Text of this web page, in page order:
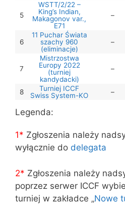
5
WSTT/2/22 –
King’s Indian,
Makagonov var.,
E71
–
6
11 Puchar Świata
szachy 960
(eliminacje)
–
7
Mistrzostwa
Europy 2022
(turniej
kandydacki)
–
8
Turniej ICCF
Swiss System-KO
–
Legenda:
1* Zgłoszenia należy
wyłącznie do delegata
2* Zgłoszenia należy
poprzez serwer ICCF
turniej w zakładce „Nowe